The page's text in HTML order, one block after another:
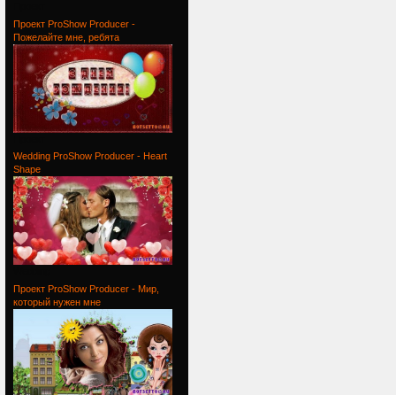
Проект ProShow Producer -
Пожелайте мне, ребята
Wedding ProShow Producer - Heart
Shape
Проект ProShow Producer - Мир,
который нужен мне